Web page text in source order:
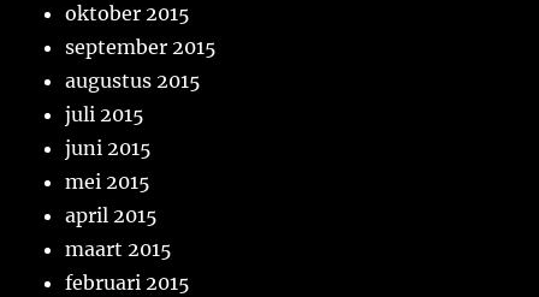
oktober 2015
september 2015
augustus 2015
juli 2015
juni 2015
mei 2015
april 2015
maart 2015
februari 2015